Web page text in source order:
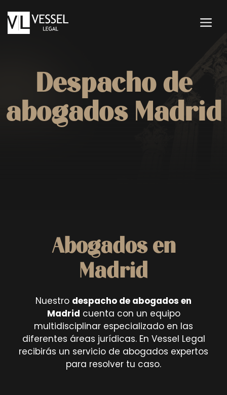
contenido
Despacho de
abogados Madrid
Abogados en
Madrid
Nuestro despacho de abogados en
Madrid cuenta con un equipo
multidisciplinar especializado en las
diferentes áreas jurídicas. En Vessel Legal
recibirás un servicio de abogados expertos
para resolver tu caso.